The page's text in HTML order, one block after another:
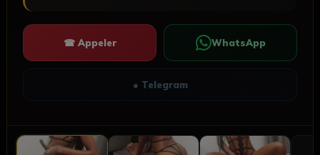
WhatsApp
● Telegram
☎ Appeler